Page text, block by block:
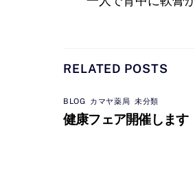
RELATED POSTS
BLOG カマヤ薬局 ,未分類
健康フェア開催します